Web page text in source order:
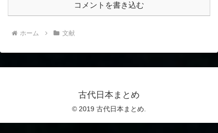
コメントを書き込む
ホーム 文献
古代日本まとめ
© 2019 古代日本まとめ.